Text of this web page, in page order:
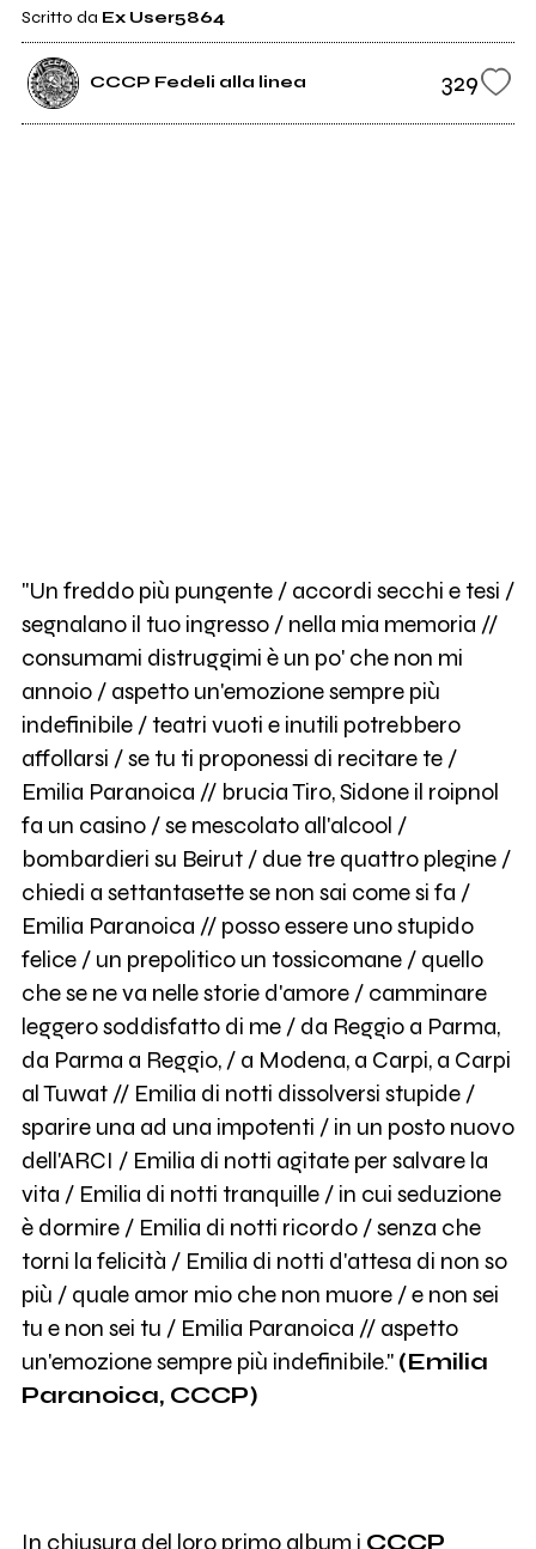
Scritto da Ex User5864
CCCP Fedeli alla linea 329
"Un freddo più pungente / accordi secchi e tesi /
segnalano il tuo ingresso / nella mia memoria //
consumami distruggimi è un po' che non mi
annoio / aspetto un'emozione sempre più
indefinibile / teatri vuoti e inutili potrebbero
affollarsi / se tu ti proponessi di recitare te /
Emilia Paranoica // brucia Tiro, Sidone il roipnol
fa un casino / se mescolato all'alcool /
bombardieri su Beirut / due tre quattro plegine /
chiedi a settantasette se non sai come si fa /
Emilia Paranoica // posso essere uno stupido
felice / un prepolitico un tossicomane / quello
che se ne va nelle storie d'amore / camminare
leggero soddisfatto di me / da Reggio a Parma,
da Parma a Reggio, / a Modena, a Carpi, a Carpi
al Tuwat // Emilia di notti dissolversi stupide /
sparire una ad una impotenti / in un posto nuovo
dell'ARCI / Emilia di notti agitate per salvare la
vita / Emilia di notti tranquille / in cui seduzione
è dormire / Emilia di notti ricordo / senza che
torni la felicità / Emilia di notti d'attesa di non so
più / quale amor mio che non muore / e non sei
tu e non sei tu / Emilia Paranoica // aspetto
un'emozione sempre più indefinibile." (Emilia
Paranoica, CCCP)
In chiusura del loro primo album i CCCP